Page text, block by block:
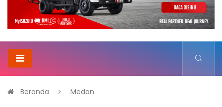
Beranda Medan